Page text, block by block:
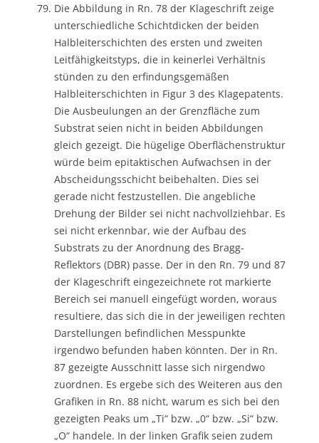
Die Abbildung in Rn. 78 der Klageschrift zeige
unterschiedliche Schichtdicken der beiden
Halbleiterschichten des ersten und zweiten
Leitfähigkeitstyps, die in keinerlei Verhältnis
stünden zu den erfindungsgemäßen
Halbleiterschichten in Figur 3 des Klagepatents.
Die Ausbeulungen an der Grenzfläche zum
Substrat seien nicht in beiden Abbildungen
gleich gezeigt. Die hügelige Oberflächenstruktur
würde beim epitaktischen Aufwachsen in der
Abscheidungsschicht beibehalten. Dies sei
gerade nicht festzustellen. Die angebliche
Drehung der Bilder sei nicht nachvollziehbar. Es
sei nicht erkennbar, wie der Aufbau des
Substrats zu der Anordnung des Bragg-
Reflektors (DBR) passe. Der in den Rn. 79 und 87
der Klageschrift eingezeichnete rot markierte
Bereich sei manuell eingefügt worden, woraus
resultiere, das sich die in der jeweiligen rechten
Darstellungen befindlichen Messpunkte
irgendwo befunden haben könnten. Der in Rn.
87 gezeigte Ausschnitt lasse sich nirgendwo
zuordnen. Es ergebe sich des Weiteren aus den
Grafiken in Rn. 88 nicht, warum es sich bei den
gezeigten Peaks um „Ti“ bzw. „0“ bzw. „Si“ bzw.
„O“ handele. In der linken Grafik seien zudem